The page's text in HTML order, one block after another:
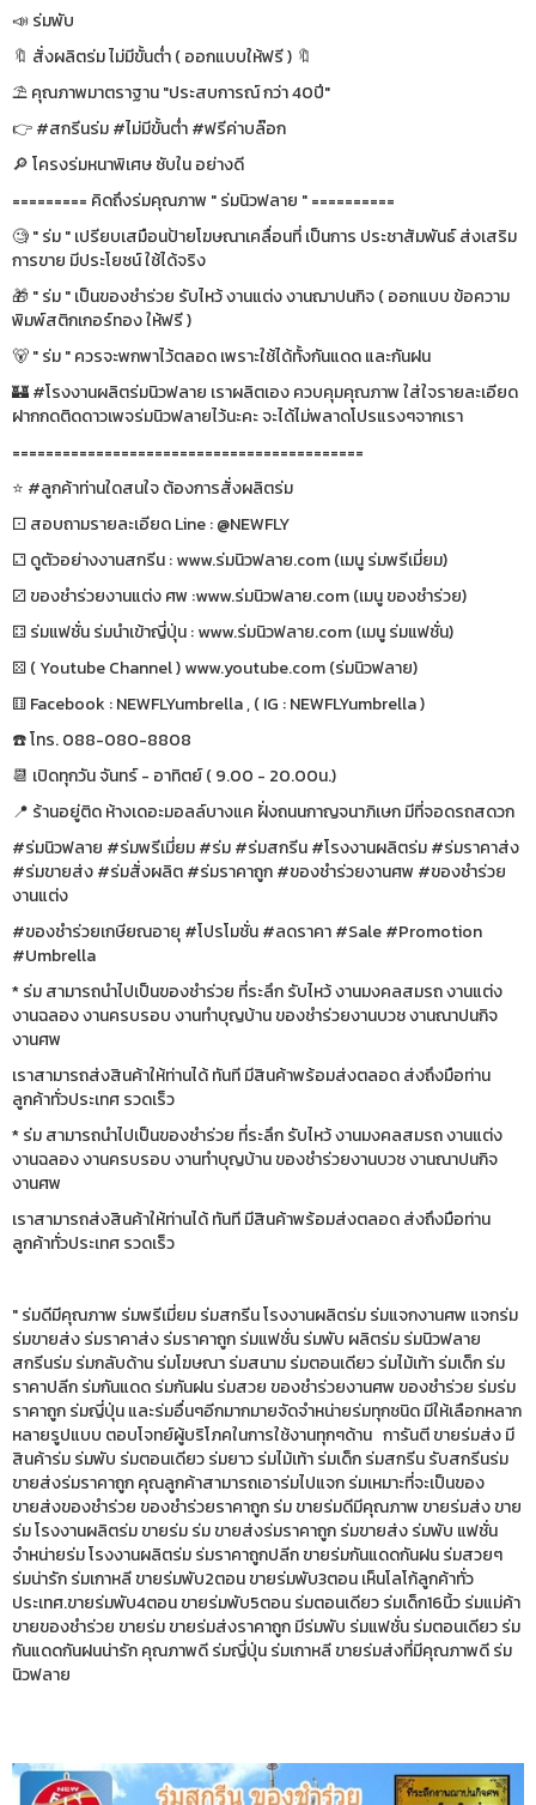
📣 ร่มพับ
🔖 สั่งผลิตร่ม ไม่มีขั้นต่ำ ( ออกแบบให้ฟรี ) 🔖
⛱ คุณภาพมาตราฐาน "ประสบการณ์ กว่า 40ปี"
👉 #สกรีนร่ม #ไม่มีขั้นต่ำ #ฟรีค่าบล๊อก
🔎 โครงร่มหนาพิเศษ ซับใน อย่างดี
========= คิดถึงร่มคุณภาพ " ร่มนิวฟลาย " ==========
🧐 " ร่ม " เปรียบเสมือนป้ายโฆษณาเคลื่อนที่ เป็นการ ประชาสัมพันธ์ ส่งเสริม
การขาย มีประโยชน์ ใช้ได้จริง
🎁 " ร่ม " เป็นของชำร่วย รับไหว้ งานแต่ง งานฌาปนกิจ ( ออกแบบ ข้อความ
พิมพ์สติกเกอร์ทอง ให้ฟรี )
🐻 " ร่ม " ควรจะพกพาไว้ตลอด เพราะใช้ได้ทั้งกันแดด และกันฝน
🏰 #โรงงานผลิตร่มนิวฟลาย เราผลิตเอง ควบคุมคุณภาพ ใส่ใจรายละเอียด
ฝากกดติดดาวเพจร่มนิวฟลายไว้นะคะ จะได้ไม่พลาดโปรแรงๆจากเรา
==========================================
⭐️ #ลูกค้าท่านใดสนใจ ต้องการสั่งผลิตร่ม
⚀ สอบถามรายละเอียด Line : @NEWFLY
⚁ ดูตัวอย่างงานสกรีน : www.ร่มนิวฟลาย.com (เมนู ร่มพรีเมี่ยม)
⚂ ของชำร่วยงานแต่ง ศพ :www.ร่มนิวฟลาย.com (เมนู ของชำร่วย)
⚃ ร่มแฟชั่น ร่มนำเข้าญี่ปุ่น : www.ร่มนิวฟลาย.com (เมนู ร่มแฟชั่น)
⚄ ( Youtube Channel ) www.youtube.com (ร่มนิวฟลาย)
⚅ Facebook : NEWFLYumbrella , ( IG : NEWFLYumbrella )
☎️ โทร. 088-080-8808
📆 เปิดทุกวัน จันทร์ - อาทิตย์ ( 9.00 - 20.00น.)
📍 ร้านอยู่ติด ห้างเดอะมอลล์บางแค ฝั่งถนนกาญจนาภิเษก มีที่จอดรถสดวก
#ร่มนิวฟลาย #ร่มพรีเมี่ยม #ร่ม #ร่มสกรีน #โรงงานผลิตร่ม #ร่มราคาส่ง
#ร่มขายส่ง #ร่มสั่งผลิต #ร่มราคาถูก #ของชำร่วยงานศพ #ของชำร่วย
งานแต่ง
#ของชำร่วยเกษียณอายุ #โปรโมชั่น #ลดราคา #Sale #Promotion
#Umbrella
* ร่ม สามารถนำไปเป็นของชำร่วย ที่ระลึก รับไหว้ งานมงคลสมรถ งานแต่ง
งานฉลอง งานครบรอบ งานทำบุญบ้าน ของชำร่วยงานบวช งานณาปนกิจ
งานศพ
เราสามารถส่งสินค้าให้ท่านได้ ทันที มีสินค้าพร้อมส่งตลอด ส่งถึงมือท่าน
ลูกค้าทั่วประเทศ รวดเร็ว
* ร่ม สามารถนำไปเป็นของชำร่วย ที่ระลึก รับไหว้ งานมงคลสมรถ งานแต่ง
งานฉลอง งานครบรอบ งานทำบุญบ้าน ของชำร่วยงานบวช งานณาปนกิจ
งานศพ
เราสามารถส่งสินค้าให้ท่านได้ ทันที มีสินค้าพร้อมส่งตลอด ส่งถึงมือท่าน
ลูกค้าทั่วประเทศ รวดเร็ว
" ร่มดีมีคุณภาพ ร่มพรีเมี่ยม ร่มสกรีน โรงงานผลิตร่ม ร่มแจกงานศพ แจกร่ม
ร่มขายส่ง ร่มราคาส่ง ร่มราคาถูก ร่มแฟชั่น ร่มพับ ผลิตร่ม ร่มนิวฟลาย
สกรีนร่ม ร่มกลับด้าน ร่มโฆษณา ร่มสนาม ร่มตอนเดียว ร่มไม้เท้า ร่มเด็ก ร่ม
ราคาปลีก ร่มกันแดด ร่มกันฝน ร่มสวย ของชำร่วยงานศพ ของชำร่วย ร่มร่ม
ราคาถูก ร่มญี่ปุ่น และร่มอื่นๆอีกมากมายจัดจำหน่ายร่มทุกชนิด มีให้เลือกหลาก
หลายรูปแบบ ตอบโจทย์ผู้บริโภคในการใช้งานทุกๆด้าน การันตี ขายร่มส่ง มี
สินค้าร่ม ร่มพับ ร่มตอนเดียว ร่มยาว ร่มไม้เท้า ร่มเด็ก ร่มสกรีน รับสกรีนร่ม
ขายส่งร่มราคาถูก คุณลูกค้าสามารถเอาร่มไปแจก ร่มเหมาะที่จะเป็นของ
ขายส่งของชำร่วย ของชำร่วยราคาถูก ร่ม ขายร่มดีมีคุณภาพ ขายร่มส่ง ขาย
ร่ม โรงงานผลิตร่ม ขายร่ม ร่ม ขายส่งร่มราคาถูก ร่มขายส่ง ร่มพับ แฟชั่น
จำหน่ายร่ม โรงงานผลิตร่ม ร่มราคาถูกปลีก ขายร่มกันแดดกันฝน ร่มสวยๆ
ร่มน่ารัก ร่มเกาหลี ขายร่มพับ2ตอน ขายร่มพับ3ตอน เห็นโลโก้ลูกค้าทั่ว
ประเทศ.ขายร่มพับ4ตอน ขายร่มพับ5ตอน ร่มตอนเดียว ร่มเด็ก16นิ้ว ร่มแม่ค้า
ขายของชำร่วย ขายร่ม ขายร่มส่งราคาถูก มีร่มพับ ร่มแฟชั่น ร่มตอนเดียว ร่ม
กันแดดกันฝนน่ารัก คุณภาพดี ร่มญี่ปุ่น ร่มเกาหลี ขายร่มส่งที่มีคุณภาพดี ร่ม
นิวฟลาย